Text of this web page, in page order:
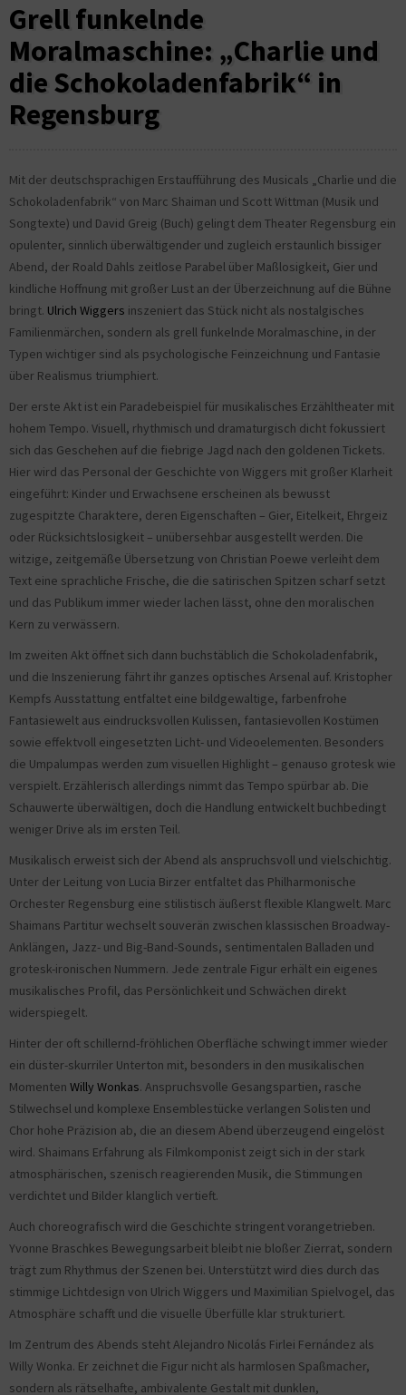
Grell funkelnde
Moralmaschine: „Charlie und
die Schokoladenfabrik“ in
Regensburg
Mit der deutschsprachigen Erstaufführung des Musicals „Charlie und die
Schokoladenfabrik“ von Marc Shaiman und Scott Wittman (Musik und
Songtexte) und David Greig (Buch) gelingt dem Theater Regensburg ein
opulenter, sinnlich überwältigender und zugleich erstaunlich bissiger
Abend, der Roald Dahls zeitlose Parabel über Maßlosigkeit, Gier und
kindliche Hoffnung mit großer Lust an der Überzeichnung auf die Bühne
bringt. Ulrich Wiggers inszeniert das Stück nicht als nostalgisches
Familienmärchen, sondern als grell funkelnde Moralmaschine, in der
Typen wichtiger sind als psychologische Feinzeichnung und Fantasie
über Realismus triumphiert.
Der erste Akt ist ein Paradebeispiel für musikalisches Erzähltheater mit
hohem Tempo. Visuell, rhythmisch und dramaturgisch dicht fokussiert
sich das Geschehen auf die fiebrige Jagd nach den goldenen Tickets.
Hier wird das Personal der Geschichte von Wiggers mit großer Klarheit
eingeführt: Kinder und Erwachsene erscheinen als bewusst
zugespitzte Charaktere, deren Eigenschaften – Gier, Eitelkeit, Ehrgeiz
oder Rücksichtslosigkeit – unübersehbar ausgestellt werden. Die
witzige, zeitgemäße Übersetzung von Christian Poewe verleiht dem
Text eine sprachliche Frische, die die satirischen Spitzen scharf setzt
und das Publikum immer wieder lachen lässt, ohne den moralischen
Kern zu verwässern.
Im zweiten Akt öffnet sich dann buchstäblich die Schokoladenfabrik,
und die Inszenierung fährt ihr ganzes optisches Arsenal auf. Kristopher
Kempfs Ausstattung entfaltet eine bildgewaltige, farbenfrohe
Fantasiewelt aus eindrucksvollen Kulissen, fantasievollen Kostümen
sowie effektvoll eingesetzten Licht- und Videoelementen. Besonders
die Umpalumpas werden zum visuellen Highlight – genauso grotesk wie
verspielt. Erzählerisch allerdings nimmt das Tempo spürbar ab. Die
Schauwerte überwältigen, doch die Handlung entwickelt buchbedingt
weniger Drive als im ersten Teil.
Musikalisch erweist sich der Abend als anspruchsvoll und vielschichtig.
Unter der Leitung von Lucia Birzer entfaltet das Philharmonische
Orchester Regensburg eine stilistisch äußerst flexible Klangwelt. Marc
Shaimans Partitur wechselt souverän zwischen klassischen Broadway-
Anklängen, Jazz- und Big-Band-Sounds, sentimentalen Balladen und
grotesk-ironischen Nummern. Jede zentrale Figur erhält ein eigenes
musikalisches Profil, das Persönlichkeit und Schwächen direkt
widerspiegelt.
Hinter der oft schillernd-fröhlichen Oberfläche schwingt immer wieder
ein düster-skurriler Unterton mit, besonders in den musikalischen
Momenten Willy Wonkas. Anspruchsvolle Gesangspartien, rasche
Stilwechsel und komplexe Ensemblestücke verlangen Solisten und
Chor hohe Präzision ab, die an diesem Abend überzeugend eingelöst
wird. Shaimans Erfahrung als Filmkomponist zeigt sich in der stark
atmosphärischen, szenisch reagierenden Musik, die Stimmungen
verdichtet und Bilder klanglich vertieft.
Auch choreografisch wird die Geschichte stringent vorangetrieben.
Yvonne Braschkes Bewegungsarbeit bleibt nie bloßer Zierrat, sondern
trägt zum Rhythmus der Szenen bei. Unterstützt wird dies durch das
stimmige Lichtdesign von Ulrich Wiggers und Maximilian Spielvogel, das
Atmosphäre schafft und die visuelle Überfülle klar strukturiert.
Im Zentrum des Abends steht Alejandro Nicolás Firlei Fernández als
Willy Wonka. Er zeichnet die Figur nicht als harmlosen Spaßmacher,
sondern als rätselhafte, ambivalente Gestalt mit dunklen,